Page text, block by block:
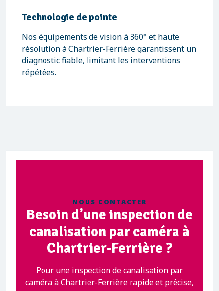
Technologie de pointe
Nos équipements de vision à 360° et haute
résolution à Chartrier-Ferrière garantissent un
diagnostic fiable, limitant les interventions
répétées.
NOUS CONTACTER
Besoin d’une inspection de
canalisation par caméra à
Chartrier-Ferrière ?
Pour une inspection de canalisation par
caméra à Chartrier-Ferrière rapide et précise,